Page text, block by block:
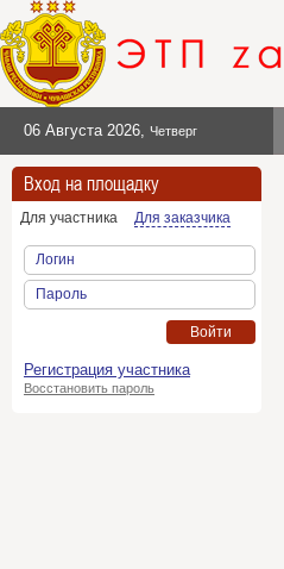
06 Августа 2026, Четверг
Вход на площадку
Для участника Для заказчика
Логин
Пароль
Войти
Регистрация участника
Восстановить пароль